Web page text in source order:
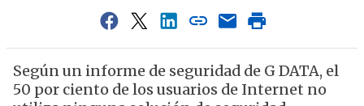
Según un informe de seguridad de G DATA, el
50 por ciento de los usuarios de Internet no